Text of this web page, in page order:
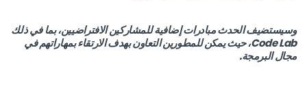
وسيستضيف الحدث مبادرات إضافية للمشاركين الافتراضيين، بما في ذلك
Code Lab، حيث يمكن للمطورين التعاون بهدف الارتقاء بمهاراتهم في
مجال البرمجة.